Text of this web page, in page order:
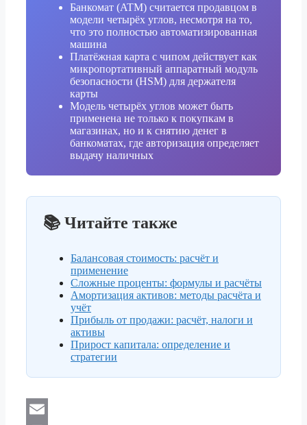
Банкомат (ATM) считается продавцом в
модели четырёх углов, несмотря на то,
что это полностью автоматизированная
машина
Платёжная карта с чипом действует как
микропортативный аппаратный модуль
безопасности (HSM) для держателя
карты
Модель четырёх углов может быть
применена не только к покупкам в
магазинах, но и к снятию денег в
банкоматах, где авторизация определяет
выдачу наличных
📚 Читайте также
Балансовая стоимость: расчёт и
применение
Сложные проценты: формулы и расчёты
Амортизация активов: методы расчёта и
учёт
Прибыль от продажи: расчёт, налоги и
активы
Прирост капитала: определение и
стратегии